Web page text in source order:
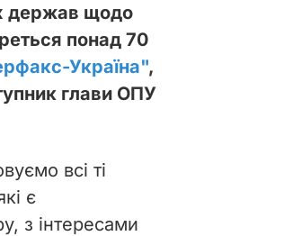
держав щодо
понад 70
Україна",
глави ОПУ
всі ті
є
з інтересами